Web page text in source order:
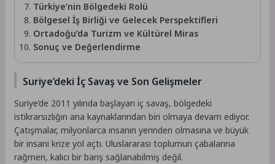
Türkiye’nin Bölgedeki Rolü
Bölgesel İş Birliği ve Gelecek Perspektifleri
Ortadoğu’da Turizm ve Kültürel Miras
Sonuç ve Değerlendirme
Suriye’deki İç Savaş ve Son Gelişmeler
Suriye’de 2011 yılında başlayan iç savaş, bölgedeki
istikrarsızlığın ana kaynaklarından biri olmaya devam ediyor.
Çatışmalar, milyonlarca insanın yerinden olmasına ve büyük
bir insani krize yol açtı. Uluslararası toplumun çabalarına
rağmen, kalıcı bir barış sağlanabilmiş değil.